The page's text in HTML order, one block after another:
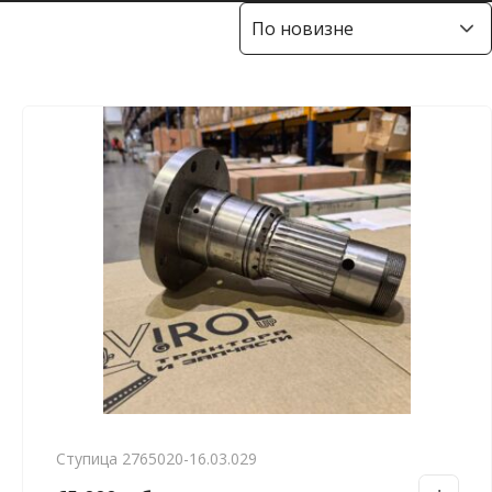
Ступица 2765020-16.03.029